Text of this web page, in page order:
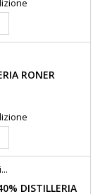
RONER
DISTILLERIA